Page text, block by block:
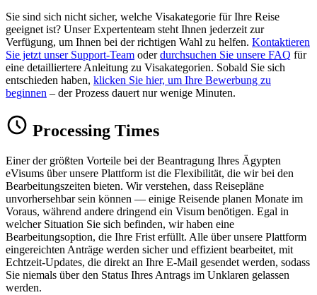
Sie sind sich nicht sicher, welche Visakategorie für Ihre Reise
geeignet ist? Unser Expertenteam steht Ihnen jederzeit zur
Verfügung, um Ihnen bei der richtigen Wahl zu helfen. Kontaktieren
Sie jetzt unser Support-Team oderdurchsuchen Sie unsere FAQ für
eine detailliertere Anleitung zu Visakategorien. Sobald Sie sich
entschieden haben, klicken Sie hier, um Ihre Bewerbung zu
beginnen – der Prozess dauert nur wenige Minuten.
Processing Times
Einer der größten Vorteile bei der Beantragung Ihres Ägypten
eVisums über unsere Plattform ist die Flexibilität, die wir bei den
Bearbeitungszeiten bieten. Wir verstehen, dass Reisepläne
unvorhersehbar sein können — einige Reisende planen Monate im
Voraus, während andere dringend ein Visum benötigen. Egal in
welcher Situation Sie sich befinden, wir haben eine
Bearbeitungsoption, die Ihre Frist erfüllt. Alle über unsere Plattform
eingereichten Anträge werden sicher und effizient bearbeitet, mit
Echtzeit-Updates, die direkt an Ihre E-Mail gesendet werden, sodass
Sie niemals über den Status Ihres Antrags im Unklaren gelassen
werden.